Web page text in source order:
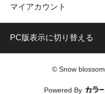
マイアカウント
PC版表示に切り替える
© Snow
Powered By